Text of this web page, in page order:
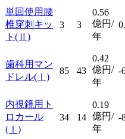
単回使用腰
椎穿刺キッ
ト (Ⅱ)
3 3
0.56
億円/
年
歯科用マン
ドレル(Ⅰ)
85 43
0.42
億円/
年
-
内視鏡用ト
ロカール
(Ⅰ)
34 14
0.19
億円/
年
-